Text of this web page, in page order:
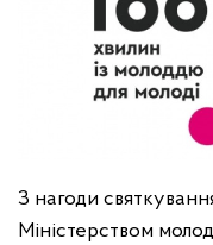
З нагоди
Міністерством